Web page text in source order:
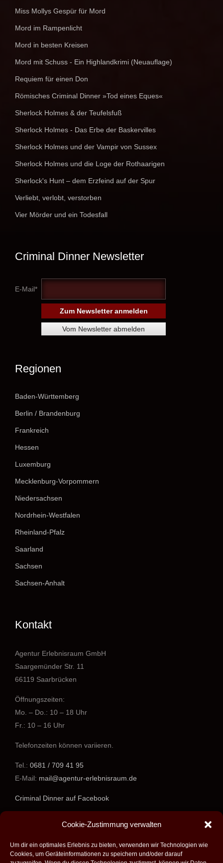
Cookie-Zustimmung verwalten
Um dir ein optimales Erlebnis zu bieten, verwenden wir Technologien wie
Cookies, um Geräteinformationen zu speichern und/oder darauf
Miss Mollys Gespür für Mord
Mord im Rampenlicht
Mord in besten Kreisen
Mord mit Schuss - Ein Highlandkrimi (Neuauflage)
Requiem für einen Don
Römisches Criminal Dinner »Tod eines Eques«
Sherlock Holmes & der Teufelsfuß
Sherlock Holmes - Das Erbe der Baskervilles
Sherlock Holmes und der Vampir von Sussex
Sherlock Holmes und die Loge der Rothaarigen
Sherlock's Hunt – dem Erzfeind auf der Spur
Verliebt, verlobt, verstorben
Vier Mörder und ein Todesfall
Criminal Dinner Newsletter
E-Mail*
Regionen
Baden-Württemberg
Berlin / Brandenburg
Frankreich
Hessen
Luxemburg
Mecklenburg-Vorpommern
Niedersachsen
Nordrhein-Westfalen
Rheinland-Pfalz
Saarland
Sachsen
Sachsen-Anhalt
Kontakt
Agentur Erlebnisraum GmbH
Saargemünder Str. 11
66119 Saarbrücken
Öffnungszeiten:
Mo. – Do.: 10 – 18 Uhr
Fr.: 10 – 16 Uhr
Telefonzeiten können variieren.
Tel.: 0681 / 709 41 95
E-Mail: mail@agentur-erlebnisraum.de
Criminal Dinner auf Facebook